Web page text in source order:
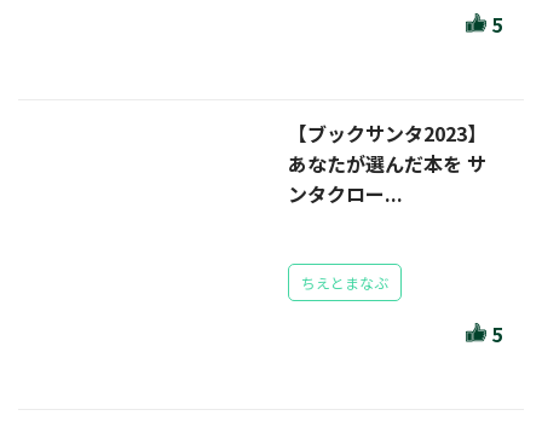
5
【ブックサンタ2023】
あなたが選んだ本を サ
ンタクロー...
ちえとまなぶ
5